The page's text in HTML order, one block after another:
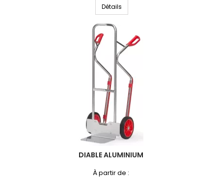
Détails
DIABLE ALUMINIUM
À partir de :